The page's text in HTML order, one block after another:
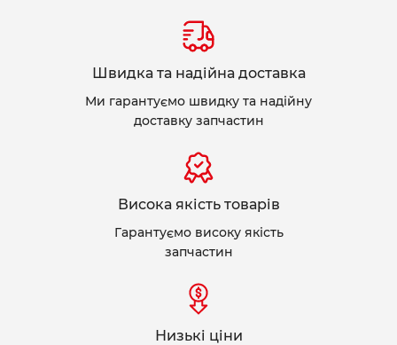
Швидка та надійна доставка
Ми гарантуємо швидку та надійну
доставку запчастин
Висока якість товарів
Гарантуємо високу якість
запчастин
Низькі ціни